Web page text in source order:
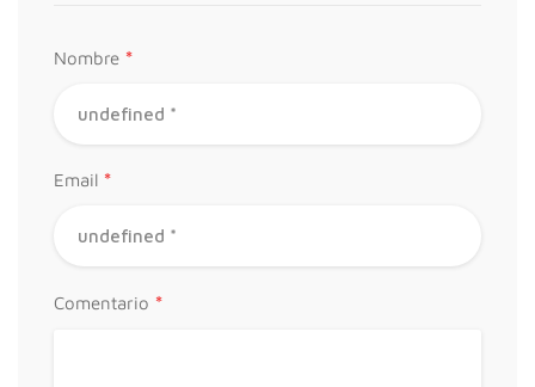
Nombre *
Email *
Comentario *